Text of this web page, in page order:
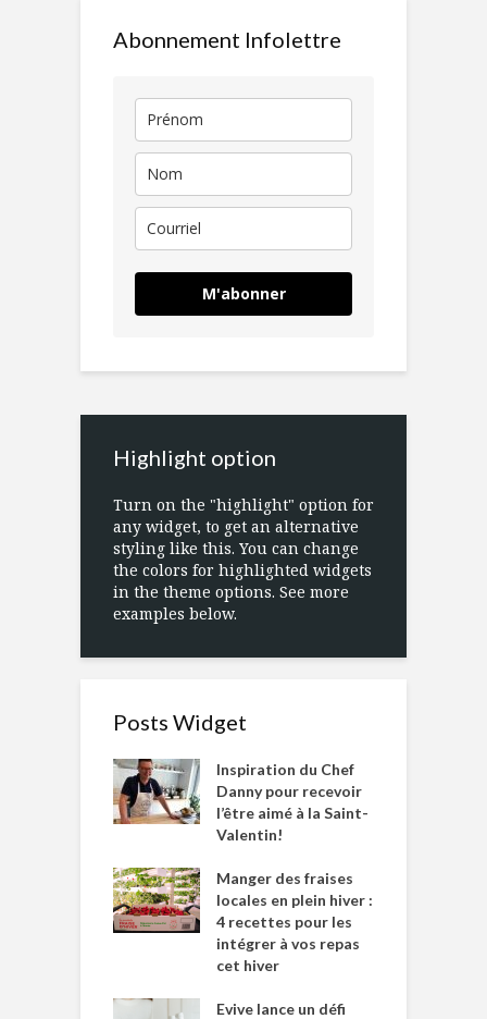
Abonnement Infolettre
M'abonner
Highlight option
Turn on the "highlight" option for
any widget, to get an alternative
styling like this. You can change
the colors for highlighted widgets
in the theme options. See more
examples below.
Posts Widget
Inspiration du Chef
Danny pour recevoir
l’être aimé à la Saint-
Valentin!
Manger des fraises
locales en plein hiver :
4 recettes pour les
intégrer à vos repas
cet hiver
Evive lance un défi